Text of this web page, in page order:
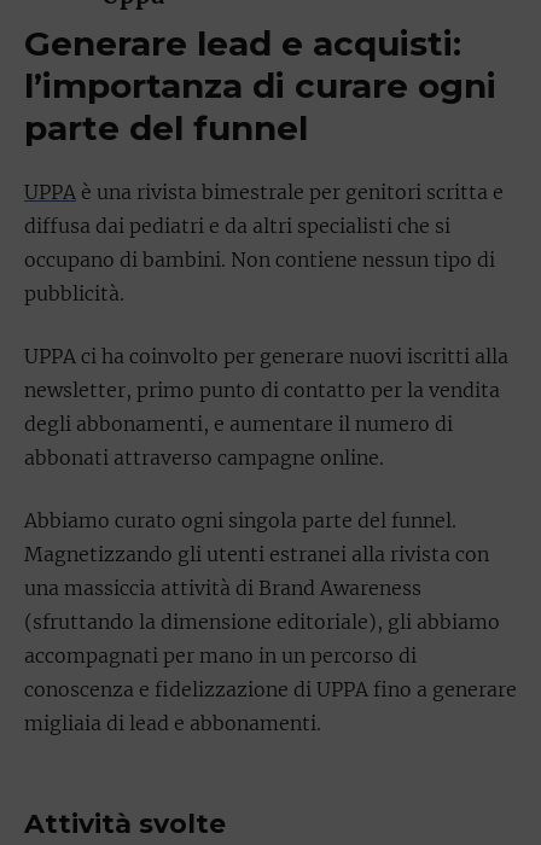
Generare lead e acquisti:
l’importanza di curare ogni
parte del funnel
UPPA è una rivista bimestrale per genitori scritta e
diffusa dai pediatri e da altri specialisti che si
occupano di bambini. Non contiene nessun tipo di
pubblicità.
UPPA ci ha coinvolto per generare nuovi iscritti alla
newsletter, primo punto di contatto per la vendita
degli abbonamenti, e aumentare il numero di
abbonati attraverso campagne online.
Abbiamo curato ogni singola parte del funnel.
Magnetizzando gli utenti estranei alla rivista con
una massiccia attività di Brand Awareness
(sfruttando la dimensione editoriale), gli abbiamo
accompagnati per mano in un percorso di
conoscenza e fidelizzazione di UPPA fino a generare
migliaia di lead e abbonamenti.
Attività svolte